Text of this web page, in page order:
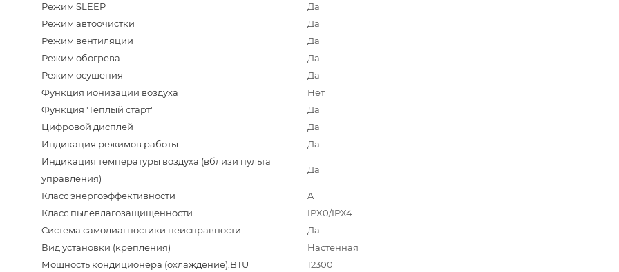
Режим SLEEP
Да
Режим автоочистки
Да
Режим вентиляции
Да
Режим обогрева
Да
Режим осушения
Да
Функция ионизации воздуха
Нет
Функция 'Теплый старт'
Да
Цифровой дисплей
Да
Индикация режимов работы
Да
Индикация температуры воздуха (вблизи пульта
управления)
Да
Класс энергоэффективности
A
Класс пылевлагозащищенности
IPX0/IPX4
Система самодиагностики неисправности
Да
Вид установки (крепления)
Настенная
Мощность кондиционера (охлаждение),BTU
12300